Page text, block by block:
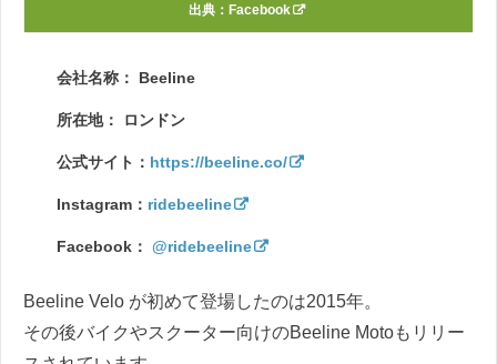
出典： Facebook
会社名称： Beeline
所在地： ロンドン
公式サイト： https://beeline.co/
Instagram： ridebeeline
Facebook： @ridebeeline
Beeline Velo が初めて登場したのは2015年。
その後バイクやスクーター向けのBeeline Motoもリリー